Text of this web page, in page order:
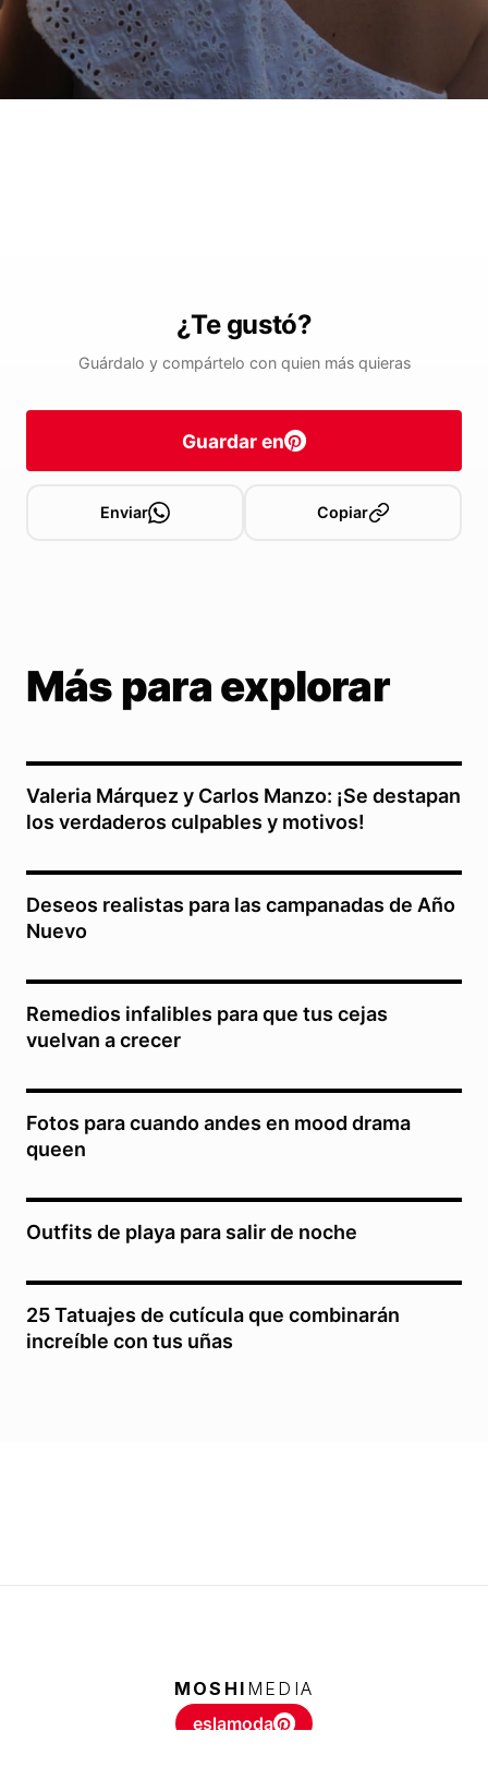
¿Te gustó?
Guárdalo y compártelo con quien más quieras
Guardar en
Enviar Copiar
Más para explorar
Valeria Márquez y Carlos Manzo: ¡Se destapan
los verdaderos culpables y motivos!
Deseos realistas para las campanadas de Año
Nuevo
Remedios infalibles para que tus cejas
vuelvan a crecer
Fotos para cuando andes en mood drama
queen
Outfits de playa para salir de noche
25 Tatuajes de cutícula que combinarán
increíble con tus uñas
MOSHI MEDIA
eslamoda